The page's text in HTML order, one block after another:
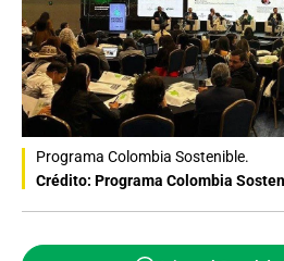
Programa Colombia Sostenible.
Crédito: Programa Colombia